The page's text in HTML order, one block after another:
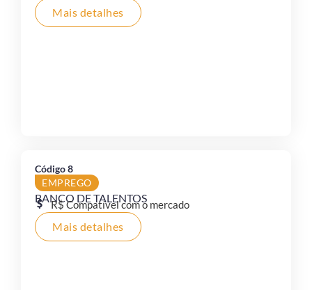
Mais detalhes
Código 8
EMPREGO
BANCO DE TALENTOS
R$ Compatível com o mercado
Mais detalhes